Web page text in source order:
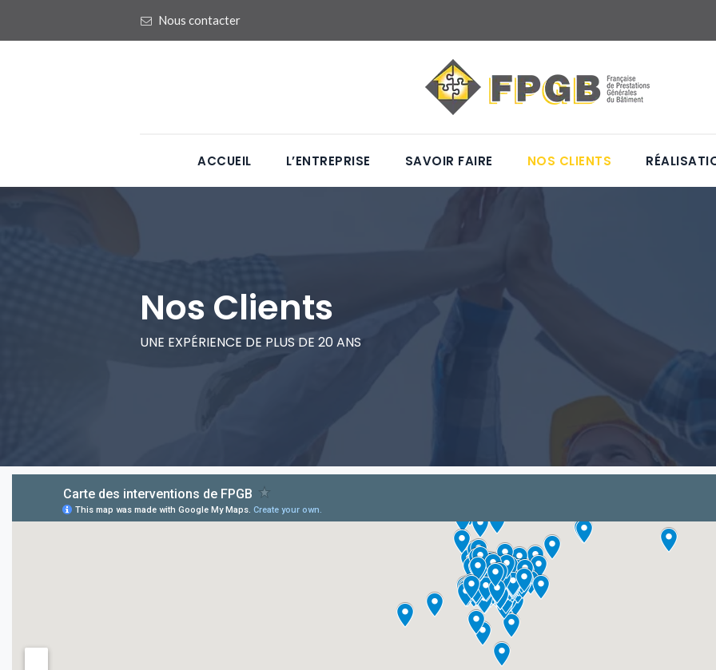
Nous contacter
ACCUEIL L’ENTREPRISE SAVOIR FAIRE NOS CLIENTS
Nos Clients
UNE EXPÉRIENCE DE PLUS DE 20 ANS